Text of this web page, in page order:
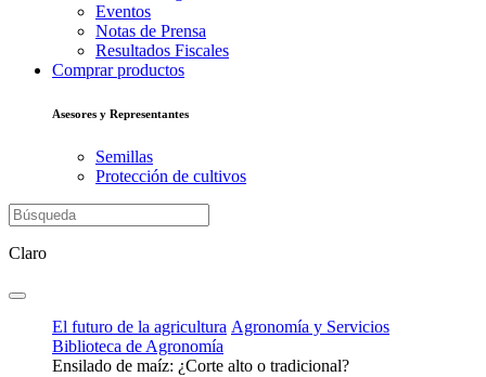
Eventos
Notas de Prensa
Resultados Fiscales
Comprar productos
Asesores y Representantes
Semillas
Protección de cultivos
Claro
El futuro de la agricultura Agronomía y Servicios
Biblioteca de Agronomía
Ensilado de maíz: ¿Corte alto o tradicional?